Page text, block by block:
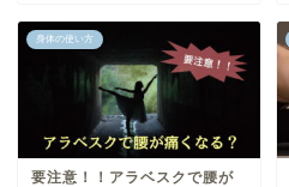
身体の使い方
要注意！！アラベスクで腰が